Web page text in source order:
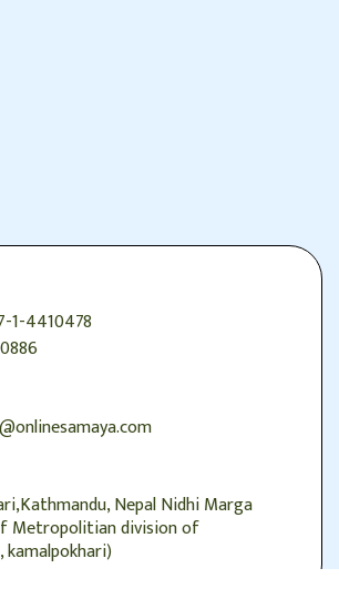
1-4410478
Nepal Nidhi Marga
Metropolitian division of
kamalpokhari)